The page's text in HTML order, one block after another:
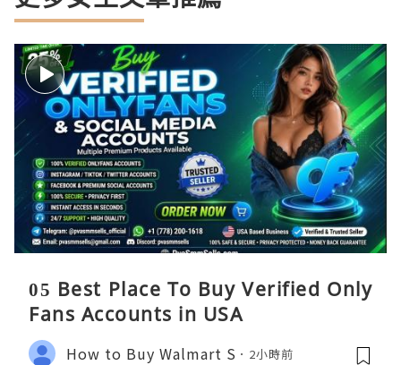
05 Best Place To Buy Verified Only
Fans Accounts in USA
How to Buy Walmart S 2小時前